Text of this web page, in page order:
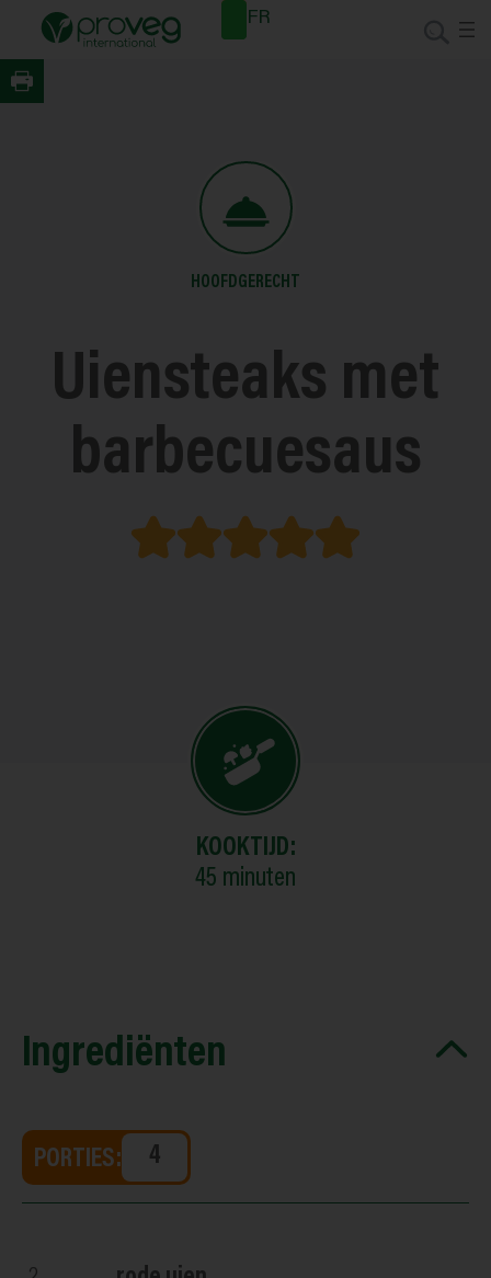
de
inhoud
FR
HOOFDGERECHT
Uiensteaks met
barbecuesaus
KOOKTIJD:
45 minuten
Ingrediënten
PORTIES: